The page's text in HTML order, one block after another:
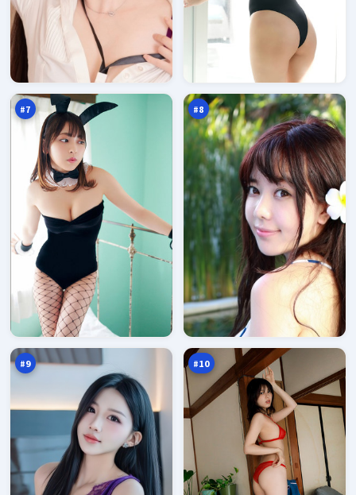
#7
口
97
万
#8
单
#9
笔
记万
#10
边
城
旁
观
者
95
万